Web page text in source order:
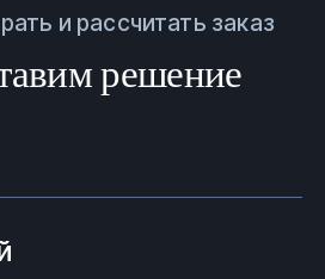
и рассчитать заказ
решение